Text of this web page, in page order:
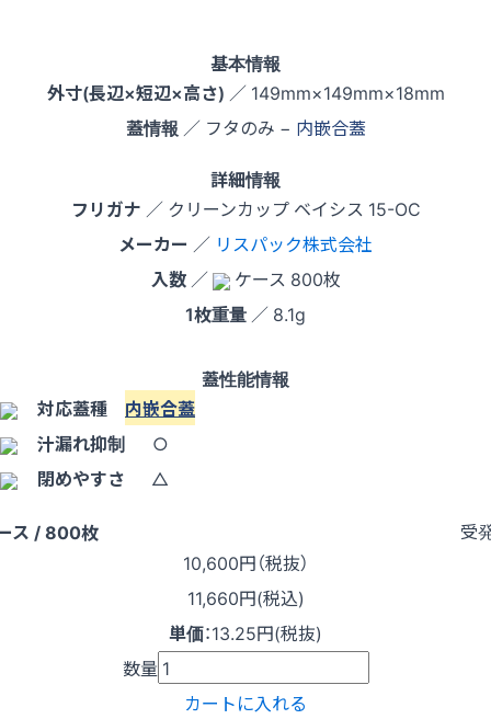
基本情報
外寸(長辺×短辺×高さ) ／ 149mm×149mm×18mm
蓋情報 ／ フタのみ − 内嵌合蓋
詳細情報
フリガナ ／ クリーンカップ ベイシス 15-OC
メーカー ／ リスパック株式会社
入数／
ケース 800枚
1枚重量 ／ 8.1g
蓋性能情報
対応蓋種 内嵌合蓋
汁漏れ抑制
○
閉めやすさ
△
ス / 800枚
受
10,600円（税抜）
11,660円(税込)
単価：13.25円(税抜)
数量
カートに入れる